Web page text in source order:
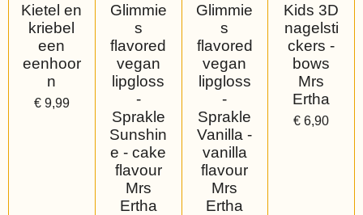
Kietel en
kriebel
een
eenhoor
n
€ 9,99
Glimmie
s
flavored
vegan
lipgloss
-
Sprakle
Sunshin
e - cake
flavour
Mrs
Ertha
Glimmie
s
flavored
vegan
lipgloss
-
Sprakle
Vanilla -
vanilla
flavour
Mrs
Ertha
Kids 3D
nagelsti
ckers -
bows
Mrs
Ertha
€ 6,90